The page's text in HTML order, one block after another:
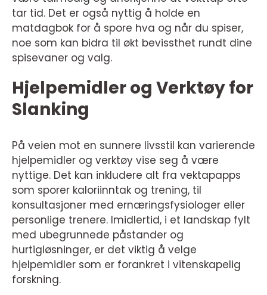
tar tid. Det er også nyttig å holde en
matdagbok for å spore hva og når du spiser,
noe som kan bidra til økt bevissthet rundt dine
spisevaner og valg.
Hjelpemidler og Verktøy for
Slanking
På veien mot en sunnere livsstil kan varierende
hjelpemidler og verktøy vise seg å være
nyttige. Det kan inkludere alt fra vektapapps
som sporer kaloriinntak og trening, til
konsultasjoner med ernæringsfysiologer eller
personlige trenere. Imidlertid, i et landskap fylt
med ubegrunnede påstander og
hurtigløsninger, er det viktig å velge
hjelpemidler som er forankret i vitenskapelig
forskning.